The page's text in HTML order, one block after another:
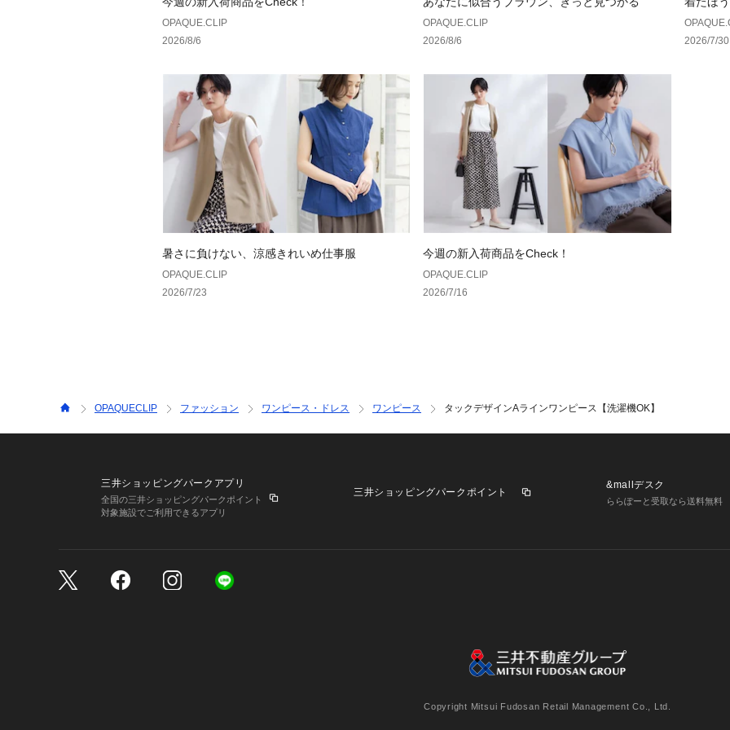
OPAQUE.CLIP
2026/8/6
OPAQUE.CLIP
2026/8/6
2026/7/30
暑さに負けない、涼感きれいめ仕事服
OPAQUE.CLIP
2026/7/23
今週の新入荷商品をCheck！
OPAQUE.CLIP
2026/7/16
OPAQUECLIP ファッション ワンピース・ドレス ワンピース タックデザインAラインワンピース【洗濯機OK】
三井ショッピングパークアプリ
全国の三井ショッピングパークポイント
対象施設でご利用できるアプリ
三井ショッピングパークポイント
&mallデスク
ららぽーと受取なら送料無料
個人情報保護方針 個人情報の取り扱いについて
Copyright Mitsui Fudosan Retail Management Co., Ltd.